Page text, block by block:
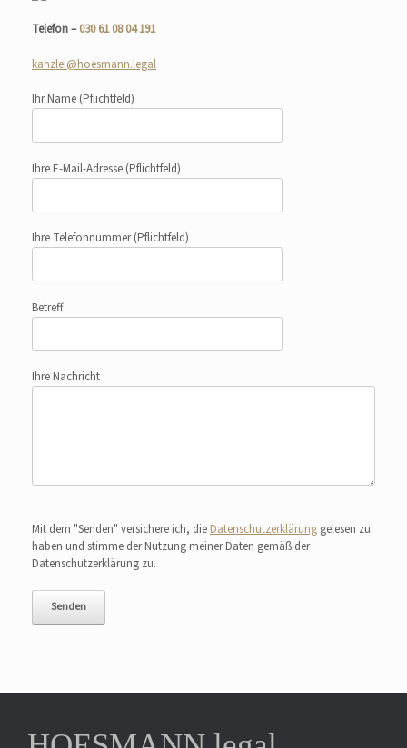
Telefon –030 61 08 04 191
kanzlei@hoesmann.legal
Ihr Name (Pflichtfeld)
Ihre E-Mail-Adresse (Pflichtfeld)
Ihre Telefonnummer(Pflichtfeld)
Betreff
Ihre Nachricht
Mit dem "Senden" versichere ich, die Datenschutzerklärung gelesen zu
haben und stimme der Nutzung meiner Daten gemäß der
Datenschutzerklärung zu.